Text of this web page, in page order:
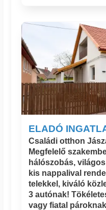
ELADÓ
Családi otthon
Megfelelő
hálószobás,
kis nappalival
telekkel, kiváló
3 autónak!
vagy fiatal